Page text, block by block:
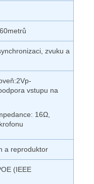
zvuku a
vstupu na
16Ω,
a reproduktor
(IEEE